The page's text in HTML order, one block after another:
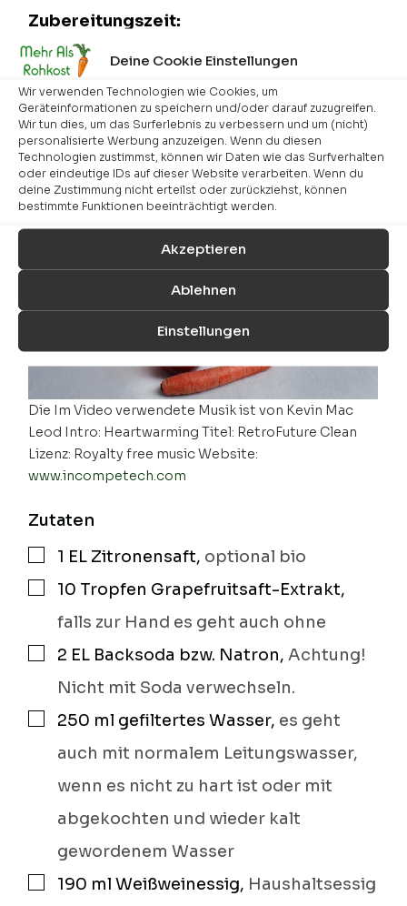
Deine Cookie Einstellungen
Wir verwenden Technologien wie Cookies, um
Geräteinformationen zu speichern und/oder darauf zuzugreifen.
Wir tun dies, um das Surferlebnis zu verbessern und um (nicht)
personalisierte Werbung anzuzeigen. Wenn du diesen
Technologien zustimmst, können wir Daten wie das Surfverhalten
oder eindeutige IDs auf dieser Website verarbeiten. Wenn du
deine Zustimmung nicht erteilst oder zurückziehst, können
bestimmte Funktionen beeinträchtigt werden.
Akzeptieren
Ablehnen
Einstellungen
Zubereitungszeit:
schnell zubereitet
Kosten:
bis 5 €
Unser Video zum Rezept
Obst und Gemüsewaschmittel selber machen
Die Im Video verwendete Musik ist von Kevin Mac
Leod Intro: Heartwarming Titel: RetroFuture Clean
Lizenz: Royalty free music Website:
www.incompetech.com
Zutaten
▢
1 EL Zitronensaft, optional bio
▢
10 Tropfen Grapefruitsaft-Extrakt,
falls zur Hand es geht auch ohne
▢
2 EL Backsoda bzw. Natron,Achtung!
Nicht mit Soda verwechseln.
▢
250 ml gefiltertes Wasser, es geht
auch mit normalem Leitungswasser,
wenn es nicht zu hart ist oder mit
abgekochten und wieder kalt
gewordenem Wasser
▢
190 ml Weißweinessig, Haushaltsessig